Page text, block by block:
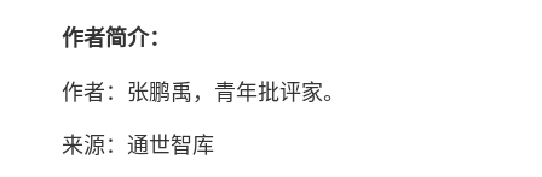
作者简介：
作者：张鹏禹，青年批评家。
来源：通世智库